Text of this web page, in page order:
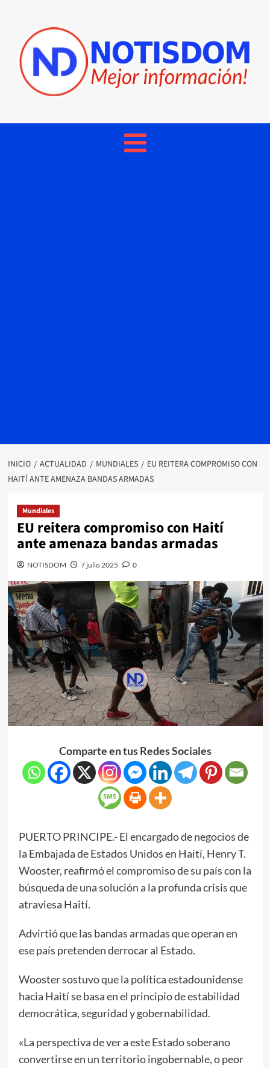
INICIO ACTUALIDAD MUNDIALES
EU REITERA COMPROMISO CON
HAITÍ ANTE AMENAZA BANDAS ARMADAS
Mundiales
EU reitera compromiso con Haití
ante amenaza bandas armadas
NOTISDOM 7 julio 2025 0
Comparte en tus Redes Sociales
PUERTO PRINCIPE.- El encargado de negocios de
la Embajada de Estados Unidos en Haití, Henry T.
Wooster, reafirmó el compromiso de su país con la
búsqueda de una solución a la profunda crisis que
atraviesa Haití.
Advirtió que las bandas armadas que operan en
ese país pretenden derrocar al Estado.
Wooster sostuvo que la política estadounidense
hacia Haití se basa en el principio de estabilidad
democrática, seguridad y gobernabilidad.
«La perspectiva de ver a este Estado soberano
convertirse en un territorio ingobernable, o peor